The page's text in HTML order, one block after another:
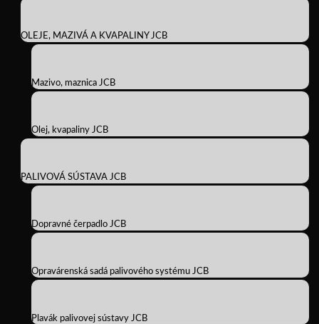
OLEJE, MAZIVÁ A KVAPALINY JCB
Mazivo, maznica JCB
Olej, kvapaliny JCB
PALIVOVÁ SÚSTAVA JCB
Dopravné čerpadlo JCB
Opravárenská sadá palivového systému JCB
Plavák palivovej sústavy JCB